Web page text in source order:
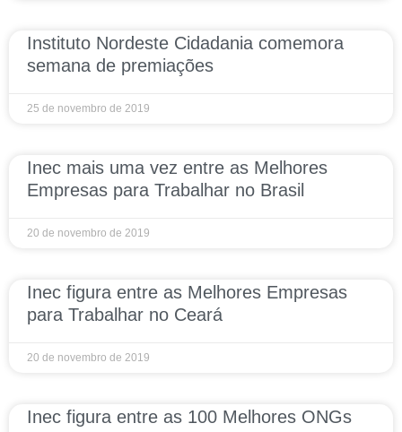
Instituto Nordeste Cidadania comemora
semana de premiações
25 de novembro de 2019
Inec mais uma vez entre as Melhores
Empresas para Trabalhar no Brasil
20 de novembro de 2019
Inec figura entre as Melhores Empresas
para Trabalhar no Ceará
20 de novembro de 2019
Inec figura entre as 100 Melhores ONGs